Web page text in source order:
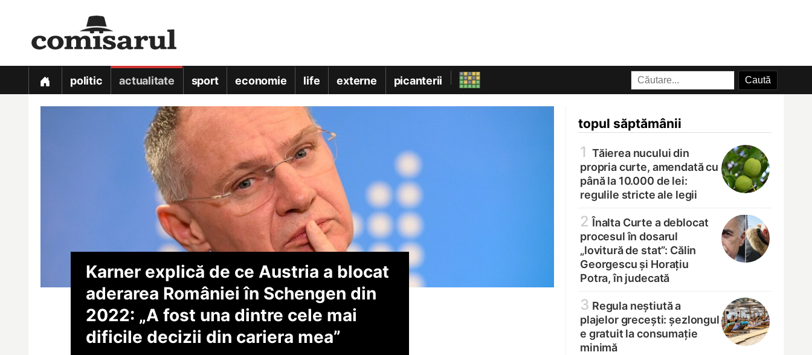
politic actualitate sport economie life externe picanterii
topul săptămânii
1 Tăierea nucului din
propria curte, amendată cu
până la 10.000 de lei:
regulile stricte ale legii
2 Înalta Curte a deblocat
procesul în dosarul
„lovitură de stat”: Călin
Georgescu și Horațiu
Potra, în judecată
3 Regula neștiută a
plajelor grecești: șezlongul
e gratuit la consumație
minimă
Karner explică de ce Austria a blocat
aderarea României în Schengen din
2022: „A fost una dintre cele mai
dificile decizii din cariera mea”